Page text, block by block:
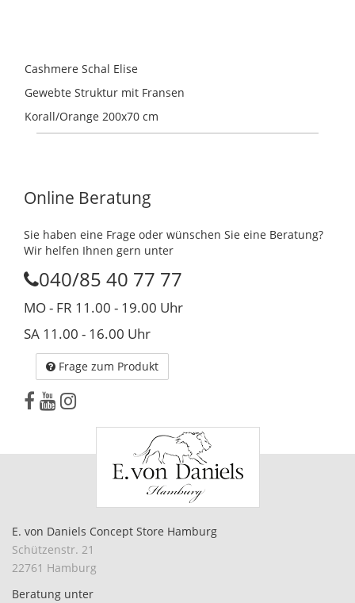
Cashmere Schal Elise
Gewebte Struktur mit Fransen
Korall/Orange 200x70 cm
Online Beratung
Sie haben eine Frage oder wünschen Sie eine Beratung?
Wir helfen Ihnen gern unter
040/85 40 77 77
MO - FR 11.00 - 19.00 Uhr
SA 11.00 - 16.00 Uhr
Frage zum Produkt
E. von Daniels Concept Store Hamburg
Schützenstr. 21
22761 Hamburg
Beratung unter